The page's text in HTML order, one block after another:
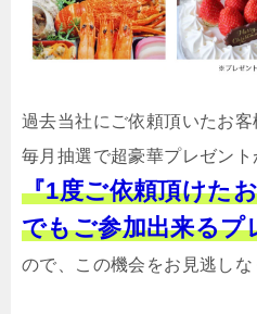
過去当社にご依頼頂いたお客
毎月抽選で超豪華プレゼント
『1度ご依頼頂けた
でもご参加出来るプ
ので、この機会をお見逃しな